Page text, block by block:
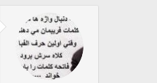
ی
خ
ش
ر